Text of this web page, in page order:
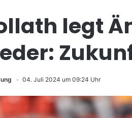
legt
04. Juli 2024 um 09:24 Uhr